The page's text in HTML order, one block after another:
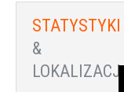
STATYSTYKI
&